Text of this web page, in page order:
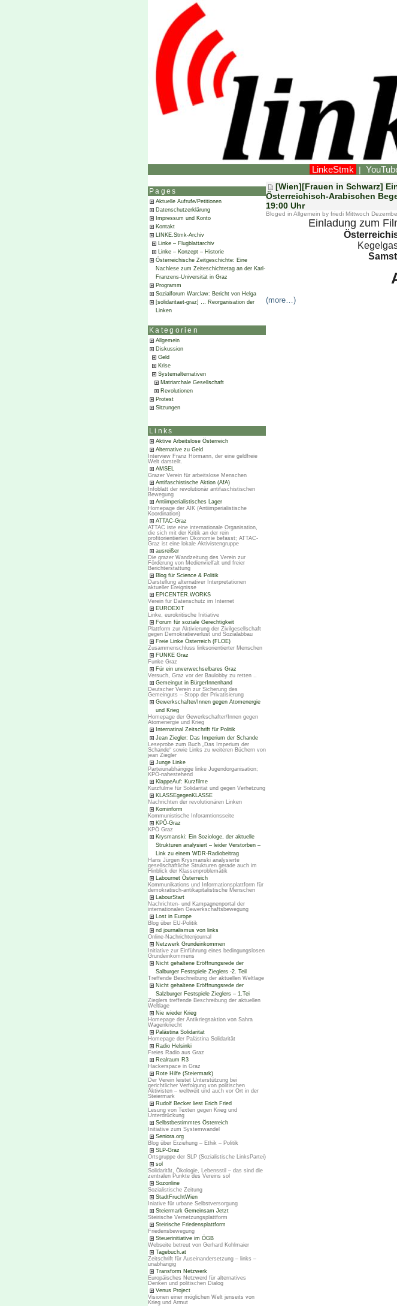
LinkeStmk |
Pages
Aktuelle Aufrufe/Petitionen
Datenschutzerklärung
Impressum und Konto
Kontakt
LINKE.Stmk-Archiv
Linke – Flugblattarchiv
Linke – Konzept – Historie
Österreichische Zeitgeschichte: Eine
Nachlese zum Zeiteschichtetag an der Karl-
Franzens-Universität in Graz
Programm
Sozialforum Warclaw: Bericht von Helga
[solidaritaet-graz] … Reorganisation der
Linken
Kategorien
Allgemein
Diskussion
Geld
Krise
Systemalternativen
Matriarchale Gesellschaft
Revolutionen
Protest
Sitzungen
Links
Aktive Arbeitslose Österreich
Alternative zu Geld
Interview Franz Hörmann, der eine geldfreie
Welt darstellt.
AMSEL
Grazer Verein für arbeitslose Menschen
Antifaschistische Aktion (AfA)
Infoblatt der revolutionär antifaschistischen
Bewegung
Antiimperialistisches Lager
Homepage der AIK (Antiimperialistische
Koordination)
ATTAC-Graz
ATTAC iste eine internationale Organisation,
die sich mit der Kritik an der rein
profitorientierten Ökonomie befasst; ATTAC-
Graz ist eine lokale Aktivistengruppe
ausreißer
Die grazer Wandzeitung des Verein zur
Förderung von Medienvielfalt und freier
Berichterstattung
Blog für Science & Politik
Darstellung alternativer Interpretationen
aktueller Ereignisse
EPICENTER.WORKS
Verein für Datenschutz im Internet
EUROEXIT
Linke, eurokritische Initiative
Forum für soziale Gerechtigkeit
Plattform zur Aktivierung der Zivilgesellschaft
gegen Demokratieverlust und Sozialabbau
Freie Linke Österreich (FLOE)
Zusammenschluss linksorientierter Menschen
FUNKE Graz
Funke Graz
Für ein unverwechselbares Graz
Versuch, Graz vor der Baulobby zu retten ..
Gemeingut in BürgerInnenhand
Deutscher Verein zur Sicherung des
Gemeinguts – Stopp der Privatisierung
Gewerkschafter/Innen gegen Atomenergie
und Krieg
Homepage der Gewerkschafter/Innen gegen
Atomenergie und Krieg
Internatinal Zeitschrift für Politik
Jean Ziegler: Das Imperium der Schande
Leseprobe zum Buch „Das Imperium der
Schande“ sowie Links zu weiteren Büchern von
jean Ziegler
Junge Linke
Parteiunabhängige linke Jugendorganisation;
KPÖ-nahestehend
KlappeAuf: Kurzfilme
Kurzfülme für Solidarität und gegen Verhetzung
KLASSEgegenKLASSE
Nachrichten der revolutionären Linken
Kominform
Kommunistische Inforamtionsseite
KPÖ-Graz
KPÖ Graz
Krysmanski: Ein Soziologe, der aktuelle
Strukturen analysiert – leider Verstorben –
Link zu einem WDR-Radiobeitrag
Hans Jürgen Krysmanski analysierte
gesellschaftliche Strukturen gerade auch im
Hinblick der Klassenproblematik
Labournet Österreich
Kommunikations und Informationsplattform für
demokratisch-antikapitalistische Menschen
LabourStart
Nachrichten- und Kampagnenportal der
internationalen Gewerkschaftsbewegung
Lost in Europe
Blog über EU-Politik
nd journalismus von links
Online-Nachrichtenjournal
Netzwerk Grundeinkommen
Initiative zur Einführung eines bedingungslosen
Grundeinkommens
Nicht gehaltene Eröffnungsrede der
Salburger Festspiele Zieglers -2. Teil
Treffende Beschreibung der aktuellen Weltlage
Nicht gehaltene Eröffnungsrede der
Salzburger Festspiele Zieglers – 1.Tei
Zieglers treffende Beschreibung der aktuellen
Weltlage
Nie wieder Krieg
Homepage der Antikriegsaktion von Sahra
Wagenknecht
Palästina Solidarität
Homepage der Palästina Solidarität
Radio Helsinki
Freies Radio aus Graz
Realraum R3
Hackerspace in Graz
Rote Hilfe (Steiermark)
Der Verein leistet Unterstützung bei
gerichtlicher Verfolgung von politischen
Aktivisten – weltweit und auch vor Ort in der
Steiermark
Rudolf Becker liest Erich Fried
Lesung von Texten gegen Krieg und
Unterdrückung
Selbstbestimmtes Österreich
Initiative zum Systemwandel
Seniora.org
Blog über Erziehung – Ethik – Politik
SLP-Graz
Ortsgruppe der SLP (Sozialistische LinksPartei)
sol
Solidarität, Ökologie, Lebensstil – das sind die
zentralen Punkte des Vereins sol
Sozonline
Sozialistische Zeitung
StadtFruchtWien
Iniative für urbane Selbstversorgung
Steiermark Gemeinsam Jetzt
Steirische Vernetzungsplattform
Steirische Friedensplattform
Friedensbewegung
Steuerinitiative im ÖGB
Webseite betreut von Gerhard Kohlmaier
Tagebuch.at
Zeitschrift für Auseinandersetzung – links –
unabhängig
Transform Netzwerk
Europäisches Netzwerd für alternatives
Denken und politischen Dialog
Venus Project
Visionen einer möglichen Welt jenseits von
Krieg und Armut
[Wien][Frauen in Schwarz]
Österreichisch-Arabischen
19:00 Uhr
Bloged in Allgemein by friedi Mittwoch
Einladung zum
(more…)